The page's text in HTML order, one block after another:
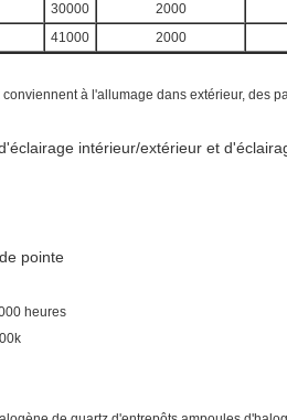
30000 2000
41000 2000
à l'allumage dans extérieur, des
intérieur/extérieur et
pointe
heures